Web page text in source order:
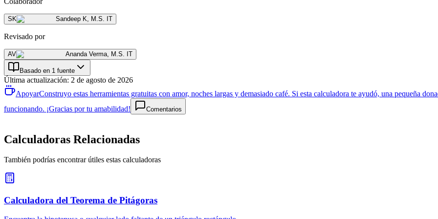
SK Sandeep K M.S. IT
Revisado por
AV Ananda Verma M.S. IT
Basado en 1 fuente
Última actualización: 2 de agosto de 2026
ApoyarConstruyo estas herramientas gratuitas con amor, noches largas y demasiado café. Si esta calculadora te ayudó, una pequeña
funcionando. ¡Gracias por tu amabilidad!
Comentarios
Calculadoras Relacionadas
También podrías encontrar útiles estas calculadoras
Calculadora del Teorema de Pitágoras